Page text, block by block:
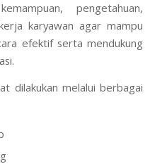
pengetahuan,
karyawan agar mampu
efektif serta mendukung
dilakukan melalui berbagai